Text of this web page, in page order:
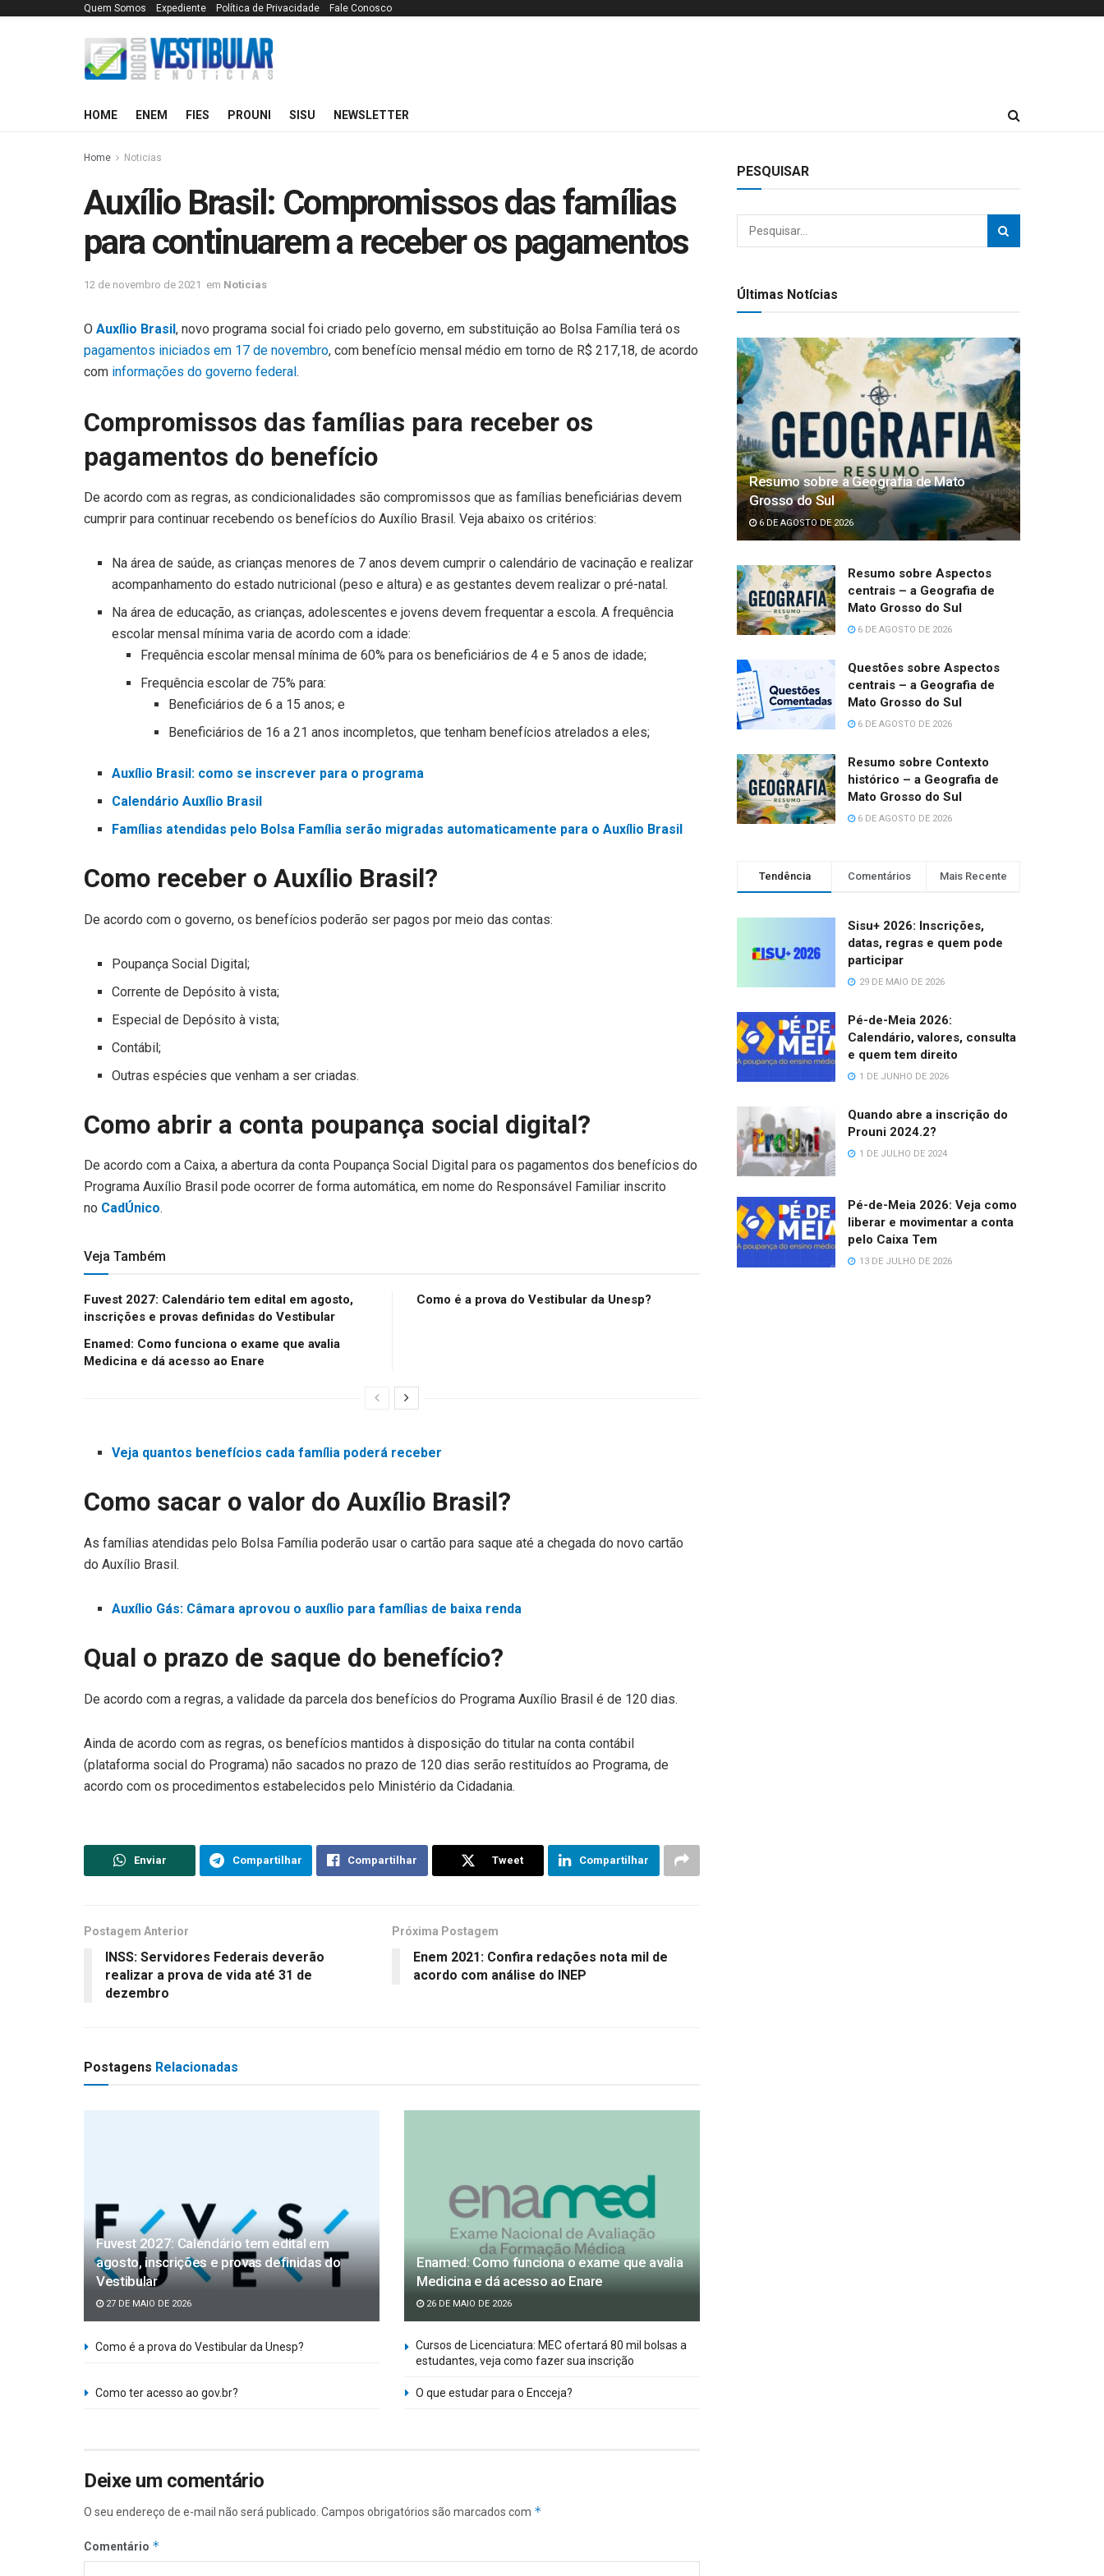
Quem Somos Expediente Política de Privacidade Fale Conosco
HOME ENEM FIES PROUNI SISU NEWSLETTER
Home Noticias
Auxílio Brasil: Compromissos das famílias
para continuarem a receber os pagamentos
12 de novembro de 2021 em Noticias
O Auxílio Brasil, novo programa social foi criado pelo governo, em substituição ao Bolsa Família terá os
pagamentos iniciados em 17 de novembro, com benefício mensal médio em torno de R$ 217,18, de acordo
com informações do governo federal.
Compromissos das famílias para receber os
pagamentos do benefício
De acordo com as regras, as condicionalidades são compromissos que as famílias beneficiárias devem
cumprir para continuar recebendo os benefícios do Auxílio Brasil. Veja abaixo os critérios:
Na área de saúde, as crianças menores de 7 anos devem cumprir o calendário de vacinação e realizar
acompanhamento do estado nutricional (peso e altura) e as gestantes devem realizar o pré-natal.
Na área de educação, as crianças, adolescentes e jovens devem frequentar a escola. A frequência
escolar mensal mínima varia de acordo com a idade:
Frequência escolar mensal mínima de 60% para os beneficiários de 4 e 5 anos de idade;
Frequência escolar de 75% para:
Beneficiários de 6 a 15 anos; e
Beneficiários de 16 a 21 anos incompletos, que tenham benefícios atrelados a eles;
Auxílio Brasil: como se inscrever para o programa
Calendário Auxílio Brasil
Famílias atendidas pelo Bolsa Família serão migradas automaticamente para o Auxílio Brasil
Como receber o Auxílio Brasil?
De acordo com o governo, os benefícios poderão ser pagos por meio das contas:
Poupança Social Digital;
Corrente de Depósito à vista;
Especial de Depósito à vista;
Contábil;
Outras espécies que venham a ser criadas.
Como abrir a conta poupança social digital?
De acordo com a Caixa, a abertura da conta Poupança Social Digital para os pagamentos dos benefícios do
Programa Auxílio Brasil pode ocorrer de forma automática, em nome do Responsável Familiar inscrito
no CadÚnico.
Veja Também
Fuvest 2027: Calendário tem edital em agosto,
inscrições e provas definidas do Vestibular
Enamed: Como funciona o exame que avalia
Medicina e dá acesso ao Enare
Como é a prova do Vestibular da Unesp?
Veja quantos benefícios cada família poderá receber
Como sacar o valor do Auxílio Brasil?
As famílias atendidas pelo Bolsa Família poderão usar o cartão para saque até a chegada do novo cartão
do Auxílio Brasil.
Auxílio Gás: Câmara aprovou o auxílio para famílias de baixa renda
Qual o prazo de saque do benefício?
De acordo com a regras, a validade da parcela dos benefícios do Programa Auxílio Brasil é de 120 dias.
Ainda de acordo com as regras, os benefícios mantidos à disposição do titular na conta contábil
(plataforma social do Programa) não sacados no prazo de 120 dias serão restituídos ao Programa, de
acordo com os procedimentos estabelecidos pelo Ministério da Cidadania.
Enviar Compartilhar Compartilhar Tweet Compartilhar
Postagem Anterior
INSS: Servidores Federais deverão
realizar a prova de vida até 31 de
dezembro
Próxima Postagem
Enem 2021: Confira redações nota mil de
acordo com análise do INEP
Postagens Relacionadas
Fuvest 2027: Calendário tem edital em
agosto, inscrições e provas definidas do
Vestibular
27 DE MAIO DE 2026
Enamed: Como funciona o exame que avalia
Medicina e dá acesso ao Enare
26 DE MAIO DE 2026
Como é a prova do Vestibular da Unesp?
Cursos de Licenciatura: MEC ofertará 80 mil bolsas a
estudantes, veja como fazer sua inscrição
Como ter acesso ao gov.br? O que estudar para o Encceja?
Deixe um comentário
O seu endereço de e-mail não será publicado. Campos obrigatórios são marcados com *
Comentário *
PESQUISAR
Últimas Notícias
Resumo sobre a Geografia de Mato
Grosso do Sul
6 DE AGOSTO DE 2026
Resumo sobre Aspectos
centrais – a Geografia de
Mato Grosso do Sul
6 DE AGOSTO DE 2026
Questões sobre Aspectos
centrais – a Geografia de
Mato Grosso do Sul
6 DE AGOSTO DE 2026
Resumo sobre Contexto
histórico – a Geografia de
Mato Grosso do Sul
6 DE AGOSTO DE 2026
Tendência Comentários Mais Recente
Sisu+ 2026: Inscrições,
datas, regras e quem pode
participar
29 DE MAIO DE 2026
Pé-de-Meia 2026:
Calendário, valores, consulta
e quem tem direito
1 DE JUNHO DE 2026
Quando abre a inscrição do
Prouni 2024.2?
1 DE JULHO DE 2024
Pé-de-Meia 2026: Veja como
liberar e movimentar a conta
pelo Caixa Tem
13 DE JULHO DE 2026